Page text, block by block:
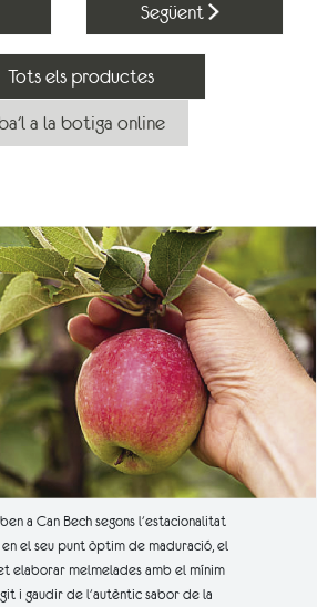
Següent
Tots els productes
a la botiga online
a Can Bech segons l'estacionalitat
el seu punt òptim de maduració, el
elaborar melmelades amb el mínim
i gaudir de l'autèntic sabor de la